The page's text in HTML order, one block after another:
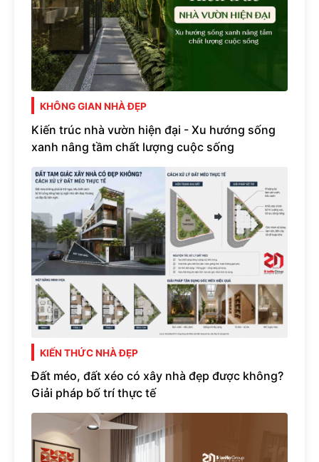
KHÔNG GIAN NHÀ ĐẸP
Kiến trúc nhà vườn hiện đại - Xu hướng sống
xanh nâng tầm chất lượng cuộc sống
KIẾN THỨC NHÀ ĐẸP
Đất méo, đất xéo có xây nhà đẹp được không?
Giải pháp bố trí thực tế